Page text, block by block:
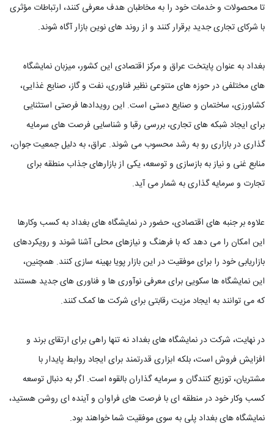
تا محصولات و خدمات خود را به مخاطبان هدف معرفی کنند، ارتباطات مؤثری
با شرکای تجاری جدید برقرار کنند و از روند های نوین بازار آگاه شوند.
بغداد به عنوان پایتخت عراق و مرکز اقتصادی این کشور، میزبان نمایشگاه
های مختلفی در حوزه های متنوعی نظیر فناوری، نفت و گاز، صنایع غذایی،
کشاورزی، ساختمان و صنایع دستی است. این رویدادها فرصتی استثنایی
برای ایجاد شبکه های تجاری، بررسی رقبا و شناسایی فرصت های سرمایه
گذاری در بازاری رو به رشد محسوب می شوند. عراق، به دلیل جمعیت جوان،
منابع غنی و نیاز به بازسازی و توسعه، یکی از بازارهای جذاب منطقه برای
تجارت و سرمایه گذاری به شمار می آید.
علاوه بر جنبه های اقتصادی، حضور در نمایشگاه های بغداد به کسب وکارها
این امکان را می دهد که با فرهنگ و نیازهای محلی آشنا شوند و رویکردهای
بازاریابی خود را برای موفقیت در این بازار پویا بهینه سازی کنند. همچنین،
این نمایشگاه ها سکویی برای معرفی نوآوری ها و فناوری های جدید هستند
که می توانند به ایجاد مزیت رقابتی برای شرکت ها کمک کنند.
در نهایت، شرکت در نمایشگاه های بغداد نه تنها راهی برای ارتقای برند و
افزایش فروش است، بلکه ابزاری قدرتمند برای ایجاد روابط پایدار با
مشتریان، توزیع کنندگان و سرمایه گذاران بالقوه است. اگر به دنبال توسعه
کسب وکار خود در منطقه ای با فرصت های فراوان و آینده ای روشن هستید،
نمایشگاه های بغداد پلی به سوی موفقیت شما خواهند بود.